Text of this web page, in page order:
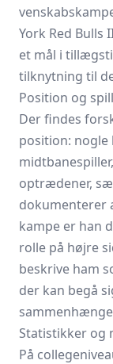
York Red Bulls
et mål i
tilknytning til
Position og
Der findes
position:
optrædener,
dokumenterer
kampe er han
rolle på højre
beskrive ham
der kan begå
Statistikker og
På